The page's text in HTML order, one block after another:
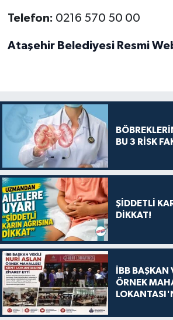
Telefon: 0216 570 50 00
Ataşehir Belediyesi Resmi
BU 3 RİSK
ŞİDDETLİ
DİKKAT!
İBB
ÖRNEK